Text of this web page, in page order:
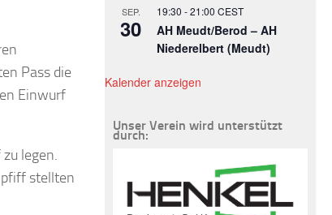
Pass die
Einwurf
legen.
stellten
SEP.
30
19:30 -21:00 CEST
AH Meudt/Berod – AH
Niederelbert (Meudt)
Kalender anzeigen
Unser Verein wird unterstützt
durch: